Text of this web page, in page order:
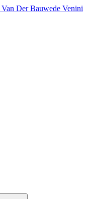
Van Der Bauwede Venini